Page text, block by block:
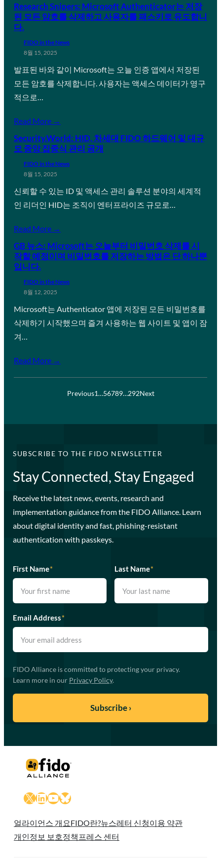
Research Snipers: Microsoft Authenticator는 저장
된 모든 암호를 삭제하고 사용자를 패스키로 유도합니
다.
FIDO in the News
8월 15, 2025
발표된 바와 같이 Microsoft는 오늘 인증 앱에서 저장된
모든 암호를 삭제합니다. 사용자는 액세스 데이터가 영구
적으로…
Read More →
Security.World: HID, 차세대 FIDO 하드웨어 및 대규
모 중앙 집중식 관리 공개
FIDO in the News
8월 15, 2025
신뢰할 수 있는 ID 및 액세스 관리 솔루션 분야의 세계적
인 리더인 HID는 조직이 엔터프라이즈 규모로…
Read More →
GB 뉴스: Microsoft는 오늘부터 비밀번호 삭제를 시
작할 예정이며 비밀번호를 저장하는 방법은 단 하나뿐
입니다.
FIDO in the News
8월 12, 2025
Microsoft는 Authenticator 앱에 저장된 모든 비밀번호를
삭제하기 시작했으며 즐겨 사용하는 웹 사이트 및 앱이 잠
겨…
Read More →
Previous1…56789…292Next
SUBSCRIBE TO THE FIDO NEWSLETTER
Stay Connected, Stay Engaged
Receive the latest news, events, research and
implementation guidance from the FIDO Alliance. Learn
about digital identity and fast, phishing-resistant
authentication with passkeys.
First Name* Last Name*
Email Address*
FIDO Alliance is committed to protecting your privacy.
Learn more in our Privacy Policy.
X LinkedIn
YouTube
Bluesky
얼라이언스 개요FIDO란?뉴스레터 신청이용 약관
개인정보 보호정책 프레스 센터